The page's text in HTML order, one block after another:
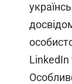
LinkedIn